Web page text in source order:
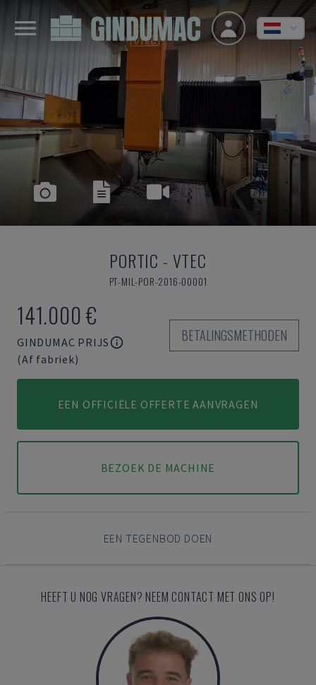
PORTIC - VTEC
PT-MIL-POR-2016-00001
141.000 €
GINDUMAC PRIJS
(Af fabriek)
BETALINGSMETHODEN
EEN OFFICIËLE OFFERTE AANVRAGEN
BEZOEK DE MACHINE
EEN TEGENBOD DOEN
HEEFT U NOG VRAGEN? NEEM CONTACT MET ONS OP!